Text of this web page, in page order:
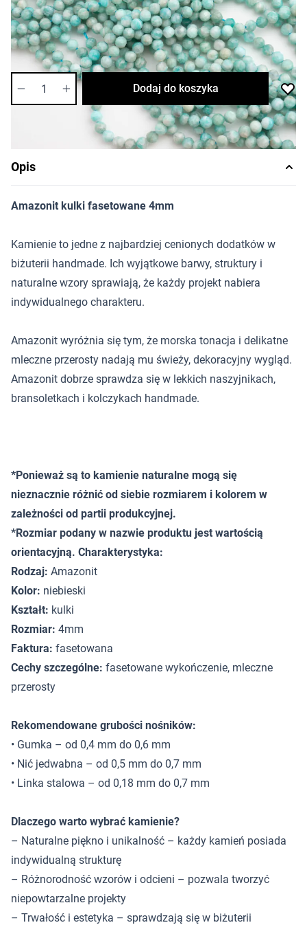
Cena za sznur
Długość sznura: ok. 38cm
Dostępność:średnia
Dodaj do koszyka
Opis
Amazonit kulki fasetowane 4mm
Kamienie to jedne z najbardziej cenionych dodatków w
biżuterii handmade. Ich wyjątkowe barwy, struktury i
naturalne wzory sprawiają, że każdy projekt nabiera
indywidualnego charakteru.
Amazonit wyróżnia się tym, że morska tonacja i delikatne
mleczne przerosty nadają mu świeży, dekoracyjny wygląd.
Amazonit dobrze sprawdza się w lekkich naszyjnikach,
bransoletkach i kolczykach handmade.
*Ponieważ są to kamienie naturalne mogą się
nieznacznie różnić od siebie rozmiarem i kolorem w
zależności od partii produkcyjnej.
*Rozmiar podany w nazwie produktu jest wartością
orientacyjną. Charakterystyka:
Rodzaj: Amazonit
Kolor: niebieski
Kształt: kulki
Rozmiar: 4mm
Faktura: fasetowana
Cechy szczególne: fasetowane wykończenie, mleczne
przerosty
Rekomendowane grubości nośników:
• Gumka – od 0,4 mm do 0,6 mm
• Nić jedwabna – od 0,5 mm do 0,7 mm
• Linka stalowa – od 0,18 mm do 0,7 mm
Dlaczego warto wybrać kamienie?
– Naturalne piękno i unikalność – każdy kamień posiada
indywidualną strukturę
– Różnorodność wzorów i odcieni – pozwala tworzyć
niepowtarzalne projekty
– Trwałość i estetyka – sprawdzają się w biżuterii